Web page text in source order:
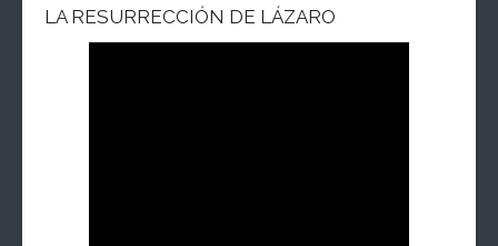
LA RESURRECCIÓN DE LÁZARO